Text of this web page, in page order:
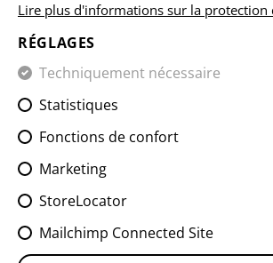
Vous ne trouvez pas la réponse que
Contactez nous personnellement !
Le moyen le plus rapide de nous
+43 7252 50900
pendant nos heures de bureau.
Lire plus d'informations sur la protection
RÉGLAGES
Techniquement nécessaire
Statistiques
Fonctions de confort
Marketing
StoreLocator
Mailchimp Connected Site